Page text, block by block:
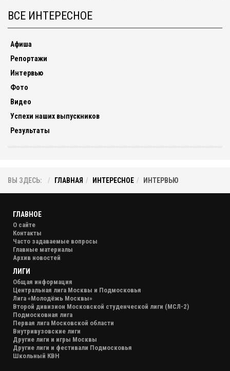
ВСЕ ИНТЕРЕСНОЕ
Афиша
Репортажи
Интервью
Фото
Видео
Успехи наших выпускников
Результаты
ВЫ ЗДЕСЬ: ГЛАВНАЯ ИНТЕРЕСНОЕ ИНТЕРВЬЮ
ГЛАВНОЕ
О сайте
Контакты
Часто задаваемые вопросы
Главные материалы
Архив новостей
ЛИГИ
Общая информация
Центральная лига Москвы и Подмосковья
Лига «Молодёжь Москвы»
Второй дивизион Московской студенческой лиги (МСЛ-2)
Подмосковная лига
Первая лига Московской области
Внутривузовские лиги
Другие лиги и игры Москвы
Другие лиги и фестивали Подмосковья
Школьный КВН